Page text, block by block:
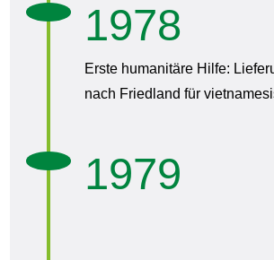
1978
Erste humanitäre Hilfe:
nach Friedland für
1979